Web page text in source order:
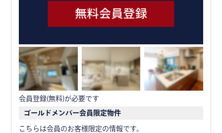
会員登録(無料)が必要です
ゴールドメンバー会員限定物件
こちらは会員のお客様限定の情報です。